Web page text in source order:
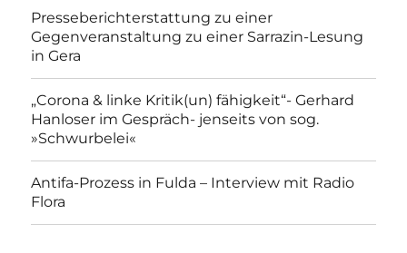
Presseberichterstattung zu einer
Gegenveranstaltung zu einer Sarrazin-Lesung
in Gera
„Corona & linke Kritik(un) fähigkeit“- Gerhard
Hanloser im Gespräch- jenseits von sog.
»Schwurbelei«
Antifa-Prozess in Fulda – Interview mit Radio
Flora